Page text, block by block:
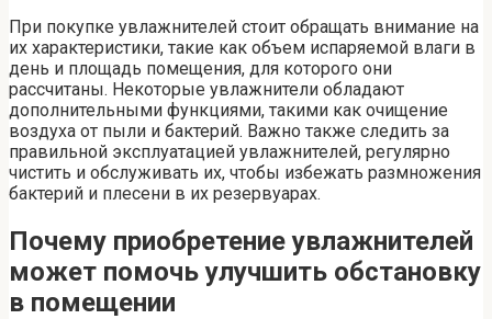
При покупке увлажнителей стоит обращать внимание на
их характеристики, такие как объем испаряемой влаги в
день и площадь помещения, для которого они
рассчитаны. Некоторые увлажнители обладают
дополнительными функциями, такими как очищение
воздуха от пыли и бактерий. Важно также следить за
правильной эксплуатацией увлажнителей, регулярно
чистить и обслуживать их, чтобы избежать размножения
бактерий и плесени в их резервуарах.
Почему приобретение увлажнителей
может помочь улучшить обстановку
в помещении